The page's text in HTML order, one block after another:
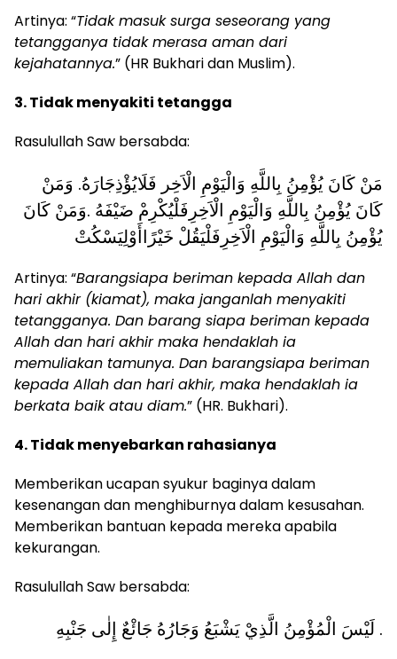
Artinya: “Tidak masuk surga seseorang yang
tetangganya tidak merasa aman dari
kejahatannya.” (HR Bukhari dan Muslim).
3. Tidak menyakiti tetangga
Rasulullah Saw bersabda:
مَنْ كَانَ يُؤْمِنُ بِاللَّهِ وَالْيَوْمِ الْاَخِر فَلَايُؤْذِجَارَهُ. وَمَنْ
كَانَ يُؤْمِنُ بِاللَّهِ وَالْيَوْمِ الْاَخِرِفَلْيُكْرِمْ ضَيْفَهُ .وَمَنْ كَانَ
يُؤْمِنُ بِاللَّهِ وَالْيَوْمِ الْاَخِرِفَلْيَقُلْ خَيْرًاأَوْلِيَسْكُتْ
Artinya: “Barangsiapa beriman kepada Allah dan
hari akhir (kiamat), maka janganlah menyakiti
tetangganya. Dan barang siapa beriman kepada
Allah dan hari akhir maka hendaklah ia
memuliakan tamunya. Dan barangsiapa beriman
kepada Allah dan hari akhir, maka hendaklah ia
berkata baik atau diam.” (HR. Bukhari).
4. Tidak menyebarkan rahasianya
Memberikan ucapan syukur baginya dalam
kesenangan dan menghiburnya dalam kesusahan.
Memberikan bantuan kepada mereka apabila
kekurangan.
Rasulullah Saw bersabda:
لَيْسَ الْمُؤْمِنُ الَّذِيْ يَشْبَعُ وَجَارُهُ جَائْعٌ إِلٰى جَنْبِهِ .